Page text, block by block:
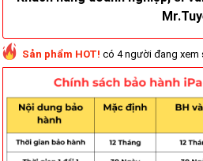
Sản phẩm HOT! có 4 người đang xem